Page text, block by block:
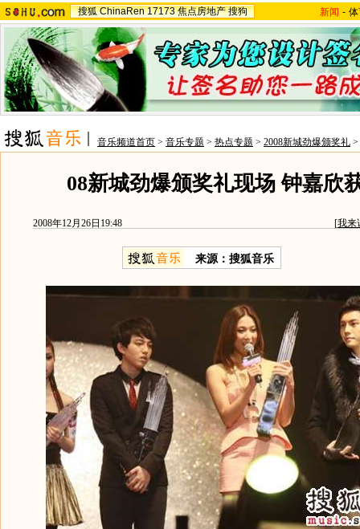
搜狐 ChinaRen 17173 焦点房地产 搜狗 新闻 -
音乐频道首页 > 音乐专题 > 热点专题 > 2008新城劲爆颁奖礼 >
08新城劲爆颁奖礼现场 钟嘉欣
2008年12月26日19:48 [我来
来源：搜狐音乐